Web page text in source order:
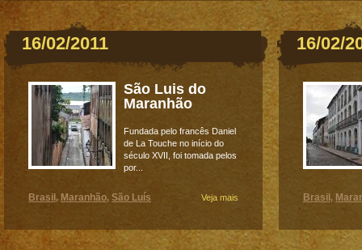
16/02/2011
São Luis do
Maranhão
Fundada pelo francês Daniel
de La Touche no início do
século XVII, foi tomada pelos
por...
Veja mais
Brasil , Maranhão, São Luís
16/02/
Brasil ,